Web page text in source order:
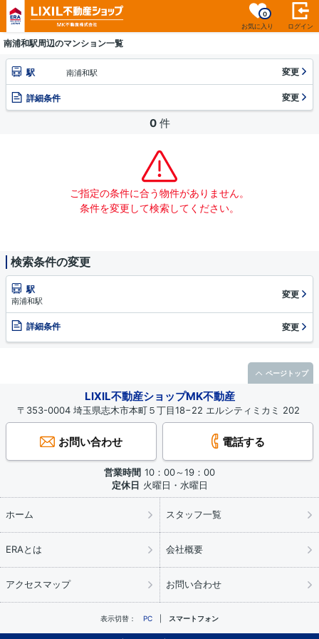
お気に入り
0
ログイン
南浦和駅周辺のマンション一覧
駅 南浦和駅 変更
詳細条件 変更
0 件
ご指定の条件に合う物件がありません。
条件を変更して検索してください。
検索条件の変更
駅
南浦和駅
変更
詳細条件 変更
LIXIL不動産ショップMK不動産
〒353-0004 埼玉県志木市本町５丁目18−22 エルシティミカミ 202
お問い合わせ 電話する
営業時間 10：00～19：00
定休日 火曜日・水曜日
ホーム スタッフ一覧
ERAとは 会社概要
アクセスマップ お問い合わせ
表示切替： PC スマートフォン
ページトップ